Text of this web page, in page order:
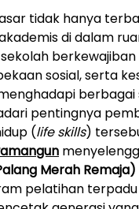
tidak hanya
di dalam
sosial, serta
berbagai
pentingnya
(life skills)
Merah
pelatihan terpadu